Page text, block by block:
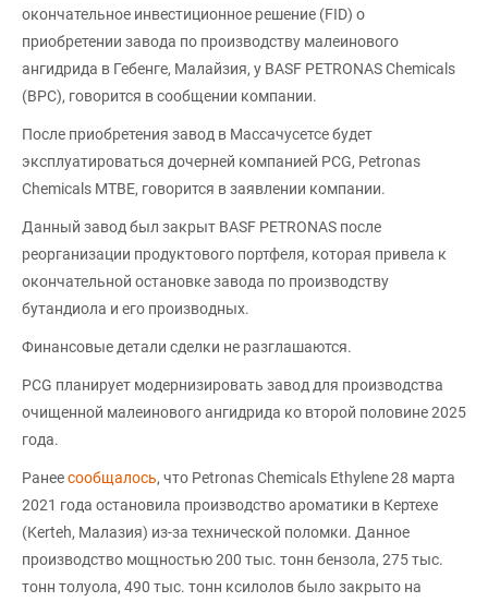
окончательное инвестиционное решение (FID) о
приобретении завода по производству малеинового
ангидрида в Гебенге, Малайзия, у BASF PETRONAS Chemicals
(BPC), говорится в сообщении компании.
После приобретения завод в Массачусетсе будет
эксплуатироваться дочерней компанией PCG, Petronas
Chemicals MTBE, говорится в заявлении компании.
Данный завод был закрыт BASF PETRONAS после
реорганизации продуктового портфеля, которая привела к
окончательной остановке завода по производству
бутандиола и его производных.
Финансовые детали сделки не разглашаются.
PCG планирует модернизировать завод для производства
очищенной малеинового ангидрида ко второй половине 2025
года.
Ранеесообщалось, что Petronas Chemicals Ethylene 28 марта
2021 года остановила производство ароматики в Кертехе
(Kerteh, Малазия) из-за технической поломки. Данное
производство мощностью 200 тыс. тонн бензола, 275 тыс.
тонн толуола, 490 тыс. тонн ксилолов было закрыто на